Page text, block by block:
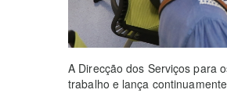
A Direcção dos Serviços para
trabalho e lança